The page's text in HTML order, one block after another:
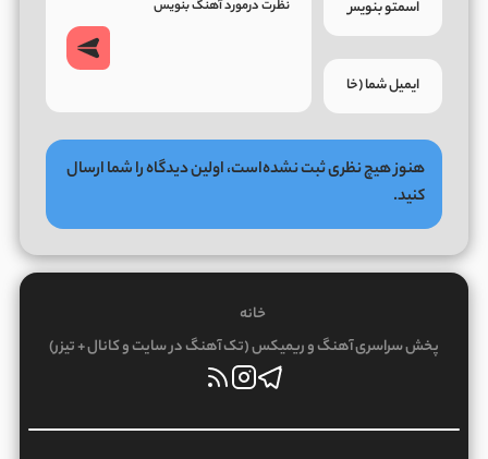
هنوز هیچ نظری ثبت نشده‌است، اولین دیدگاه را شما ارسال
کنید.
خانه
پخش سراسری آهنگ و ریمیکس (تک آهنگ در سایت و کانال + تیزر)